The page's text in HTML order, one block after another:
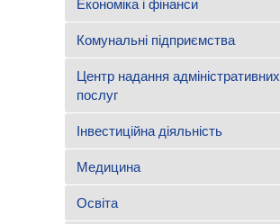
Економіка і фінанси
Комунальні підприємства
Центр надання адміністративних
послуг
Інвестиційна діяльність
Медицина
Освіта